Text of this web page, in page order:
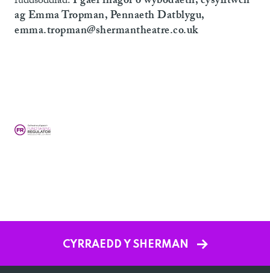
ag Emma Tropman, Pennaeth Datblygu,
emma.tropman@shermantheatre.co.uk
CYRRAEDD Y SHERMAN